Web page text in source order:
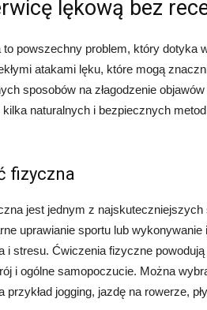
lękową bez
powszechny problem, który dotyka
atakami lęku, które mogą
sposobów na złagodzenie
kilka naturalnych i bezpiecznych
fizyczna
jest jednym z
uprawianie sportu lub
i stresu. Ćwiczenia fizyczne
i ogólne samopoczucie. Można
przykład jogging, jazdę na rowerze,